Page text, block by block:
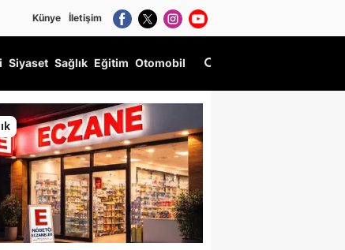
Künye İletişim
Siyaset Sağlık Eğitim Otomobil